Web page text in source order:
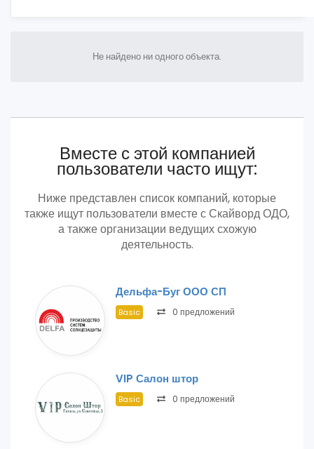
Не найдено ни одного объекта.
Вместе с этой компанией
пользователи часто ищут:
Ниже представлен список компаний, которые
также ищут пользователи вместе с Скайворд ОДО,
а также организации ведущих схожую
деятельность.
Дельфа-Буг ООО СП
Basic 0 предложений
VIP Салон штор
Basic 0 предложений